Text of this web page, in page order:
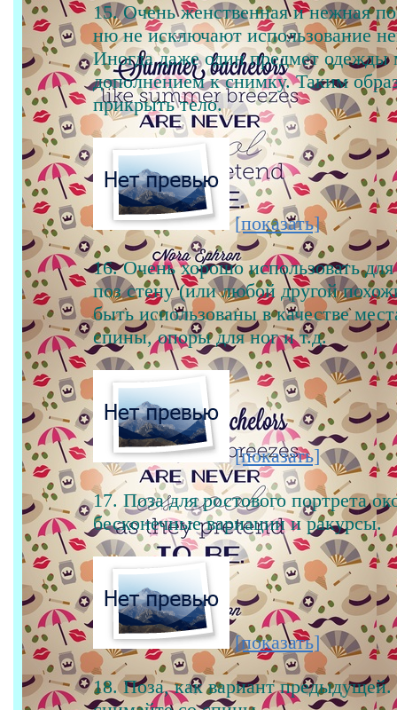
15. Очень женственная и нежная
ню не исключают использование
Иногда даже один предмет
дополнением к снимку. Таким
прикрыть тело.
[показать]
16. Очень хорошо использовать
поз стену (или любой другой
быть использованы в качестве
спины, опоры для ног и т.д.
[показать]
17. Поза для ростового портрета
бесконечные вариации и ракурсы.
[показать]
18. Поза, как вариант